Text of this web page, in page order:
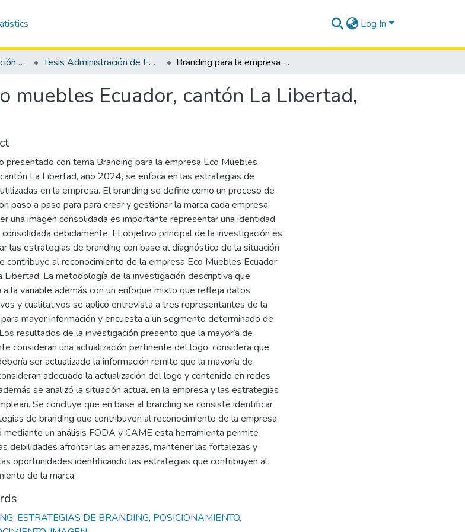
Log In
Carrera de Administración de Empresas Tesis Administración de Empresas Branding para la empresa Eco muebles Ecuador, cantón La Libertad, año 2024
muebles Ecuador, cantón La Libertad,
presentado con tema Branding para la empresa Eco Muebles
La Libertad, año 2024, se enfoca en las estrategias de
en la empresa. El branding se define como un proceso de
paso a paso para para crear y gestionar la marca cada empresa
una imagen consolidada es importante representar una identidad
consolidada debidamente. El objetivo principal de la investigación es
las estrategias de branding con base al diagnóstico de la situación
contribuye al reconocimiento de la empresa Eco Muebles Ecuador
Libertad. La metodología de la investigación descriptiva que
a la variable además con un enfoque mixto que refleja datos
y cualitativos se aplicó entrevista a tres representantes de la
mayor información y encuesta a un segmento determinado de
resultados de la investigación presento que la mayoría de
consideran una actualización pertinente del logo, considera que
ser actualizado la información remite que la mayoría de
adecuado la actualización del logo y contenido en redes
se analizó la situación actual en la empresa y las estrategias
Se concluye que en base al branding se consiste identificar
de branding que contribuyen al reconocimiento de la empresa
mediante un análisis FODA y CAME esta herramienta permite
debilidades afrontar las amenazas, mantener las fortalezas y
oportunidades identificando las estrategias que contribuyen al
de la marca.
, ESTRATEGIAS DE BRANDING, POSICIONAMIENTO,